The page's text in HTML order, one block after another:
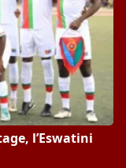
l’Eswatini